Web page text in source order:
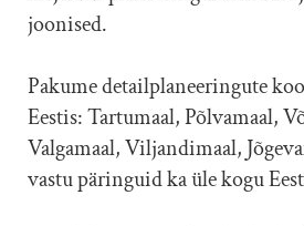
joonised.
Pakume detailplaneeringute
Eestis: Tartumaal, Põlvamaal,
Valgamaal, Viljandimaal,
vastu päringuid ka üle kogu